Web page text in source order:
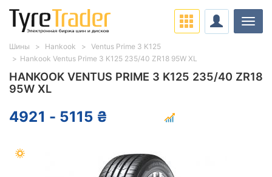
HANKOOK VENTUS PRIME 3 K125 235/40 ZR18
95W XL
4921 - 5115 ₴
Шины Hankook
Ventus Prime 3 K125
Hankook Ventus Prime 3 K125 235/40 ZR18 95W XL